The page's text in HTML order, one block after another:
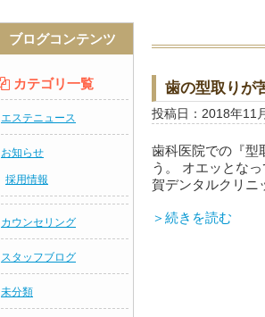
ブログコンテンツ
カテゴリ一覧
エステニュース
お知らせ
採用情報
カウンセリング
スタッフブログ
未分類
歯の型取りが
投稿日：2018年11
歯科医院での『型
う。 オエッとな
賀デンタルクリ
＞続きを読む